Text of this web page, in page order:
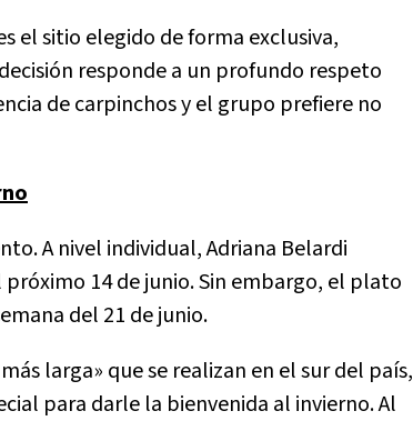
el sitio elegido de forma exclusiva,
responde a un profundo respeto
de carpinchos y el grupo prefiere no
A nivel individual, Adriana Belardi
14 de junio. Sin embargo, el plato
del 21 de junio.
larga» que se realizan en el sur del país,
para darle la bienvenida al invierno. Al